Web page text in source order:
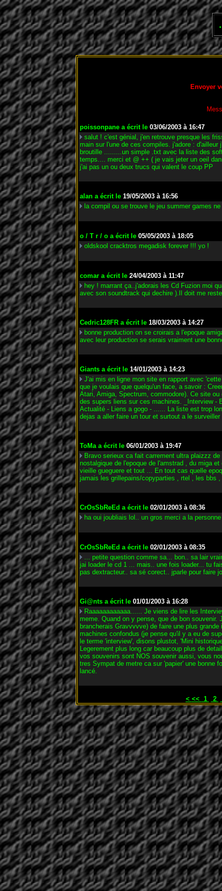
Envoyer
poissonpane a écrit le 03/06/2003 à 16:47
salut ! c'est génial, j'en retrouve presque les
main sur l'une de ces compiles. j'adore :
broutille .........un simple .txt avec la liste des
temps.... merci et @ ++ ( je vais jeter un oeil
j'ai pas un ou deux trucs qui valent le coup PP
alan a écrit le 19/05/2003 à 16:56
la compil ou se trouve le jeu summer games
o / T r / o a écrit le 05/05/2003 à 18:05
oldskool cracktros megadisk forever !!! yo !
comar a écrit le 24/04/2003 à 11:47
hey ! marrant ça..j'adorais les Cd Fuzion moi
avec son soundtrack qui dechire ).Il doit me
Cedric128FR a écrit le 18/03/2003 à 14:27
bonne production on se croirais a l'epoque
avec leur production se serais vraiment une
Giants a écrit le 14/01/2003 à 14:23
J'ai mis en ligne mon site en rapport avec
que je voulais que quelqu'un face, a savoir :
Atari, Amiga, Spectrum, commodore). Ce site
des supers liens sur ces machines. _Interview -
Actualité - Liens a gogo - ...... La liste est trop
dejas a aller faire un tour et surtout a le surveiller
ToMaa écrit le 06/01/2003 à 19:47
Bravo serieux ca fait carrement ultra plaizzz
nostalgique de l'epoque de l'amstrad , du miga
vieille gueguere et tout ... En tout cas quelle
jamais les grillepains/copyparties , rtel , les
CrOsSbReEd a écrit le 02/01/2003 à 08:36
ha oui joubliais lol.. un gros merci a la
CrOsSbReEd a écrit le 02/01/2003 à 08:35
... petite question comme sa... bon.. sa lair
jai loader le cd 1 ... mais.. une fois loader... tu
pas dextracteur.. sa sé corect.. jparle pour faire
Gi@nts a écrit le 01/01/2003 à 16:28
Raaaaaaaaaaaa...... Je viens de lire les
meme. Quand on y pense, que de bon
brancherais Gravvvvve) de faire une plus
machines confondus (je pense qu'il y a eu de
le terme 'interview', disons plustot, 'Mini
Legerement plus long car beaucoup plus de
vos souvenirs sont NOS souvenir aussi, vous
tres Sympat de metre ca sur 'papier' une bonne
lancé.
< << 1 2